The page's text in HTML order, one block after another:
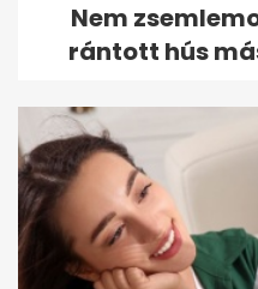
Nem
rántott hús